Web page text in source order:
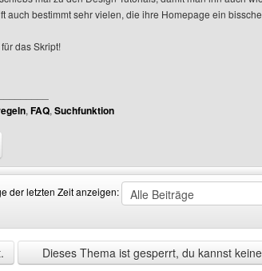
auch bestimmt sehr vielen, die ihre Homepage ein
das Skript!
, FAQ, Suchfunktion
dieses Benutzers besuchen: philipp7
der letzten Zeit anzeigen:
Dieses Thema ist gesperrt, du kannst